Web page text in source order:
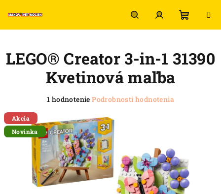
na
HľadaťPrihlásenie
košík
LEGO® Creator 3-in-1 31390
Kvetinová maľba
Priemerné
produktu
je
5,0
z
hviezdičiek.
1 hodnotenie Podrobnosti hodnotenia
Akcia
Novinka